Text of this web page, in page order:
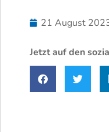
21 August
Jetzt auf den